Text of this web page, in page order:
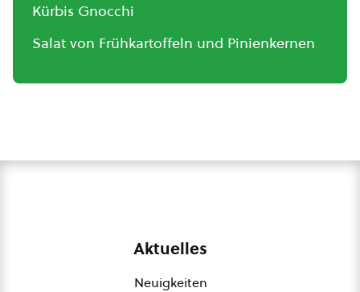
Kürbis Gnocchi
Salat von Frühkartoffeln und Pinienkernen
Aktuelles
Neuigkeiten